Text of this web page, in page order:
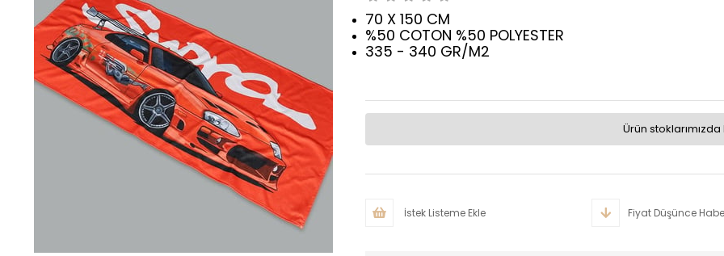
70 X 150 CM
%50 COTON %50 POLYESTER
335 - 340 GR/M2
Ürün stoklarımızda
İstek Listeme Ekle Fiyat Düşünce